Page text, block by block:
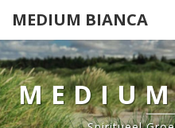
naar
de
content
MEDIUM BIANCA